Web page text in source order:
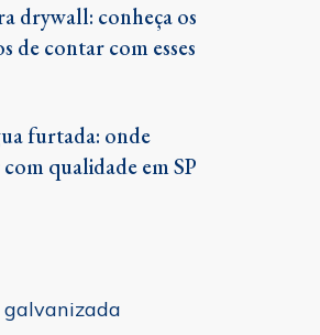
drywall: conheça os
de contar com esses
furtada: onde
qualidade em SP
galvanizada